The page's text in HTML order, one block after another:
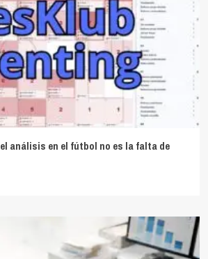
análisis en el fútbol no es la falta de